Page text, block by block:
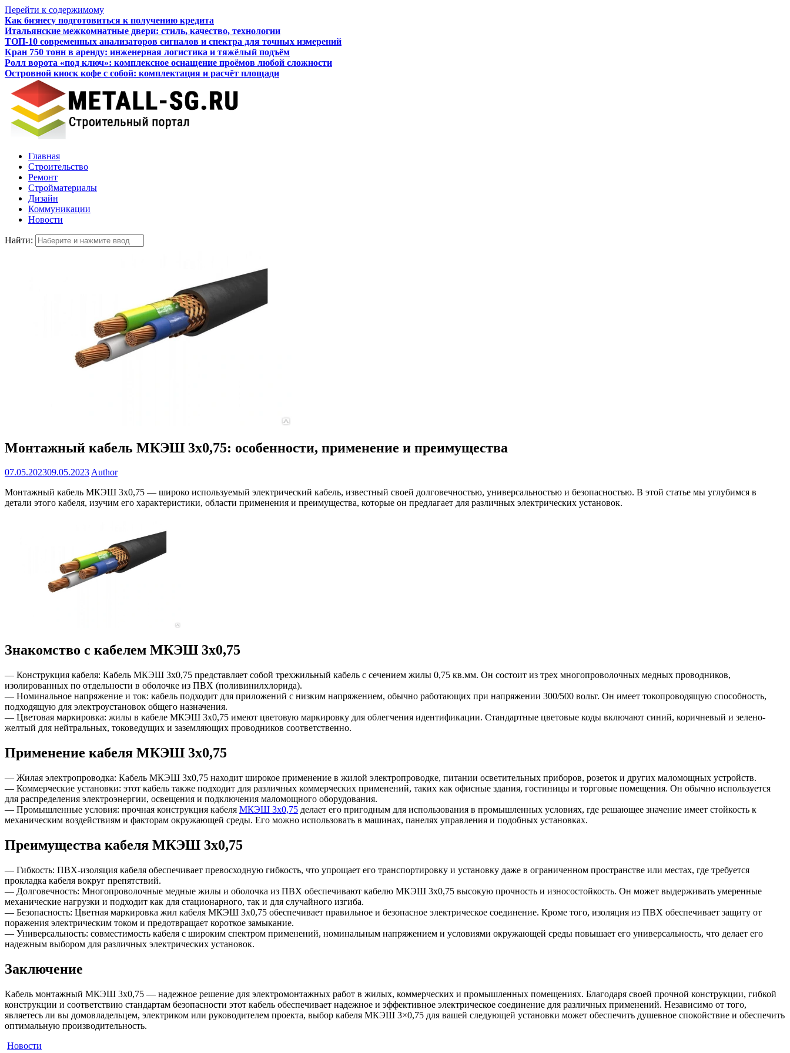
Перейти к содержимому
Как бизнесу подготовиться к получению кредита
Итальянские межкомнатные двери: стиль, качество, технологии
ТОП-10 современных анализаторов сигналов и спектра для точных измерений
Кран 750 тонн в аренду: инженерная логистика и тяжёлый подъём
Ролл ворота «под ключ»: комплексное оснащение проёмов любой сложности
Островной киоск кофе с собой: комплектация и расчёт площади
Главная
Строительство
Ремонт
Стройматериалы
Дизайн
Коммуникации
Новости
Найти:
Монтажный кабель МКЭШ 3х0,75: особенности, применение и преимущества
07.05.202309.05.2023Author
Монтажный кабель МКЭШ 3х0,75 — широко используемый электрический кабель, известный своей долговечностью, универсальностью и безопасностью. В этой статье мы углубимся в
детали этого кабеля, изучим его характеристики, области применения и преимущества, которые он предлагает для различных электрических установок.
Знакомство с кабелем МКЭШ 3х0,75
— Конструкция кабеля: Кабель МКЭШ 3х0,75 представляет собой трехжильный кабель с сечением жилы 0,75 кв.мм. Он состоит из трех многопроволочных медных проводников,
изолированных по отдельности в оболочке из ПВХ (поливинилхлорида).
— Номинальное напряжение и ток: кабель подходит для приложений с низким напряжением, обычно работающих при напряжении 300/500 вольт. Он имеет токопроводящую способность,
подходящую для электроустановок общего назначения.
— Цветовая маркировка: жилы в кабеле МКЭШ 3х0,75 имеют цветовую маркировку для облегчения идентификации. Стандартные цветовые коды включают синий, коричневый и зелено-
желтый для нейтральных, токоведущих и заземляющих проводников соответственно.
Применение кабеля МКЭШ 3х0,75
— Жилая электропроводка: Кабель МКЭШ 3х0,75 находит широкое применение в жилой электропроводке, питании осветительных приборов, розеток и других маломощных устройств.
— Коммерческие установки: этот кабель также подходит для различных коммерческих применений, таких как офисные здания, гостиницы и торговые помещения. Он обычно используется
для распределения электроэнергии, освещения и подключения маломощного оборудования.
— Промышленные условия: прочная конструкция кабеля МКЭШ 3х0,75 делает его пригодным для использования в промышленных условиях, где решающее значение имеет стойкость к
механическим воздействиям и факторам окружающей среды. Его можно использовать в машинах, панелях управления и подобных установках.
Преимущества кабеля МКЭШ 3х0,75
— Гибкость: ПВХ-изоляция кабеля обеспечивает превосходную гибкость, что упрощает его транспортировку и установку даже в ограниченном пространстве или местах, где требуется
прокладка кабеля вокруг препятствий.
— Долговечность: Многопроволочные медные жилы и оболочка из ПВХ обеспечивают кабелю МКЭШ 3х0,75 высокую прочность и износостойкость. Он может выдерживать умеренные
механические нагрузки и подходит как для стационарного, так и для случайного изгиба.
— Безопасность: Цветная маркировка жил кабеля МКЭШ 3х0,75 обеспечивает правильное и безопасное электрическое соединение. Кроме того, изоляция из ПВХ обеспечивает защиту от
поражения электрическим током и предотвращает короткое замыкание.
— Универсальность: совместимость кабеля с широким спектром применений, номинальным напряжением и условиями окружающей среды повышает его универсальность, что делает его
надежным выбором для различных электрических установок.
Заключение
Кабель монтажный МКЭШ 3х0,75 — надежное решение для электромонтажных работ в жилых, коммерческих и промышленных помещениях. Благодаря своей прочной конструкции, гибкой
конструкции и соответствию стандартам безопасности этот кабель обеспечивает надежное и эффективное электрическое соединение для различных применений. Независимо от того,
являетесь ли вы домовладельцем, электриком или руководителем проекта, выбор кабеля МКЭШ 3×0,75 для вашей следующей установки может обеспечить душевное спокойствие и обеспечить
оптимальную производительность.
Новости